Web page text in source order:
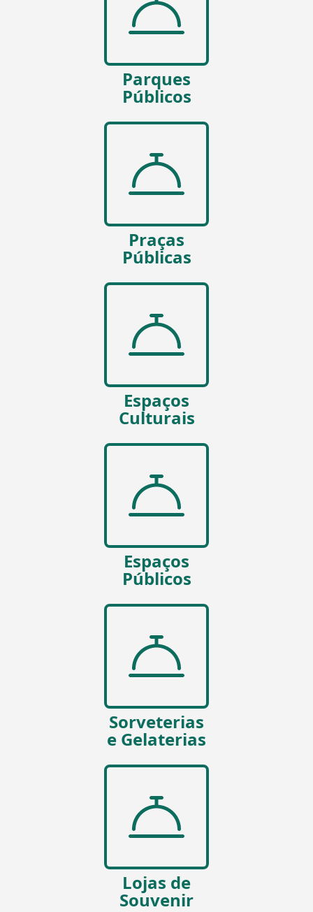
Parques
Públicos
Praças
Públicas
Espaços
Culturais
Espaços
Públicos
Sorveterias
e Gelaterias
Lojas de
Souvenir